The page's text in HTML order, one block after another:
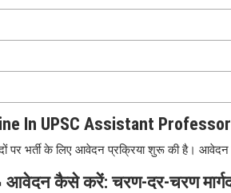
In UPSC Assistant
भर्ती के लिए आवेदन प्रक्रिया शुरू की है। आवेदन
आवेदन कैसे करें: चरण-दर-चरण